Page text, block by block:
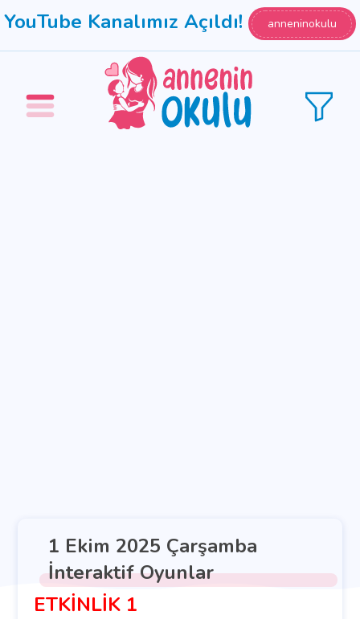
YouTube Kanalımız Açıldı! anneninokulu
1 Ekim 2025 Çarşamba
İnteraktif Oyunlar
ETKİNLİK 1